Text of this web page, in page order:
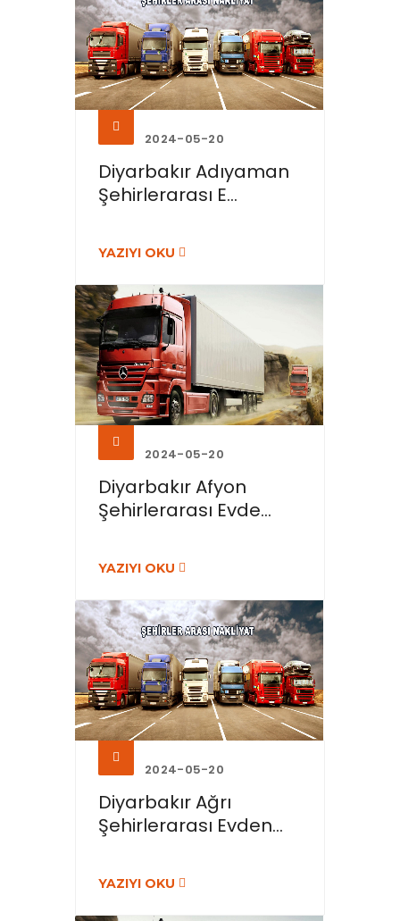
2024-05-20
Diyarbakır Adıyaman
Şehirlerarası E...
YAZIYI OKU
2024-05-20
Diyarbakır Afyon
Şehirlerarası Evde...
YAZIYI OKU
2024-05-20
Diyarbakır Ağrı
Şehirlerarası Evden...
YAZIYI OKU